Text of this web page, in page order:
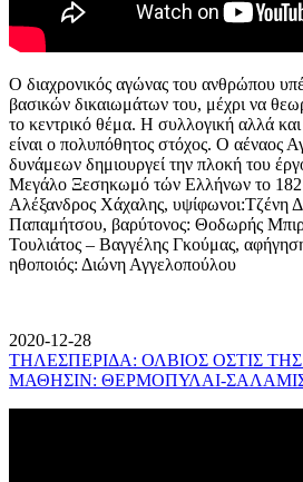
Ο διαχρονικός αγώνας του ανθρώπου
βασικών δικαιωμάτων του, μέχρι να
το κεντρικό θέμα. Η συλλογική αλλά
είναι ο πολυπόθητος στόχος. Ο αέναος
δυνάμεων δημιουργεί την πλοκή του
Μεγάλο Ξεσηκωμό τών Ελλήνων το
Αλέξανδρος Χάχαλης, υψίφωνοι:Τζένη
Παπαμήτσου, βαρύτονος: Θοδωρής
Τουλιάτος – Βαγγέλης Γκούμας,
ηθοποιός: Διώνη Αγγελοπούλου
2020-12-28
ΤΗΛΕΣΠΕΡΙΔΑ: ΟΛΒΙΟΣ ΟΣΤΙΣ ΤΗΣ
ΜΑΘΗΣΙΝ: ΘΕΡΜΟΠΥΛΑΙ-